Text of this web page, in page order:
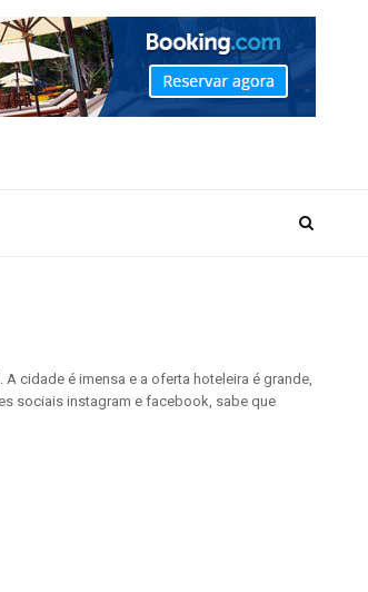
cidade é imensa e a oferta hoteleira é grande,
sociais instagram e facebook, sabe que